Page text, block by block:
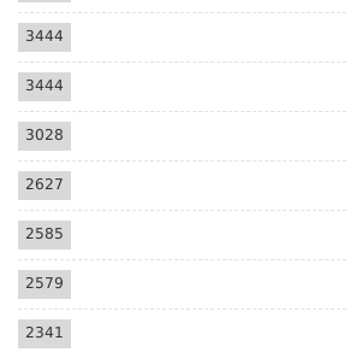
3444
3444
3028
2627
2585
2579
2341